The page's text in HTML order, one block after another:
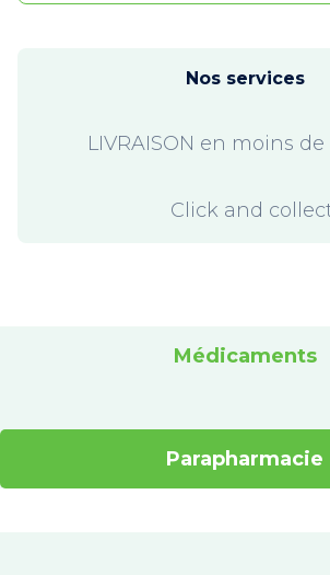
Nos services
LIVRAISON en moins
Click and
Médicaments
Parapharmacie